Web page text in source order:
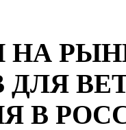
НА
ДЛЯ
В